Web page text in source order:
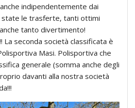
indipendentemente dai
state le trasferte, tanti ottimi
tanto divertimento!
La seconda società classificata è
Masi. Polisportiva che
generale (somma anche degli
davanti alla nostra società